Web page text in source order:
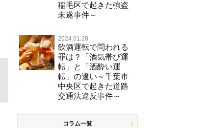
稲毛区で起きた強盗
未遂事件～
2024.01.28
飲酒運転で問われる
罪は？「酒気帯び運
転」と「酒酔い運
転」の違い～千葉市
中央区で起きた道路
交通法違反事件～
コラム一覧